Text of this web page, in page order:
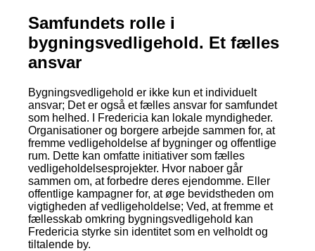
Samfundets rolle i
bygningsvedligehold. Et fælles
ansvar
Bygningsvedligehold er ikke kun et individuelt
ansvar; Det er også et fælles ansvar for samfundet
som helhed. I Fredericia kan lokale myndigheder.
Organisationer og borgere arbejde sammen for, at
fremme vedligeholdelse af bygninger og offentlige
rum. Dette kan omfatte initiativer som fælles
vedligeholdelsesprojekter. Hvor naboer går
sammen om, at forbedre deres ejendomme. Eller
offentlige kampagner for, at øge bevidstheden om
vigtigheden af vedligeholdelse; Ved, at fremme et
fællesskab omkring bygningsvedligehold kan
Fredericia styrke sin identitet som en velholdt og
tiltalende by.